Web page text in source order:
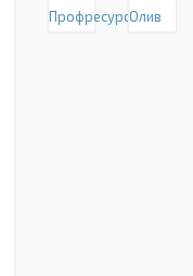
ПрофресурсОлив